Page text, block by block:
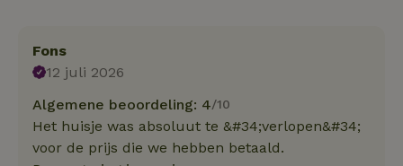
Fons
12 juli 2026
Algemene beoordeling: 4/10
Het huisje was absoluut te &#34;verlopen&#34;
voor de prijs die we hebben betaald.